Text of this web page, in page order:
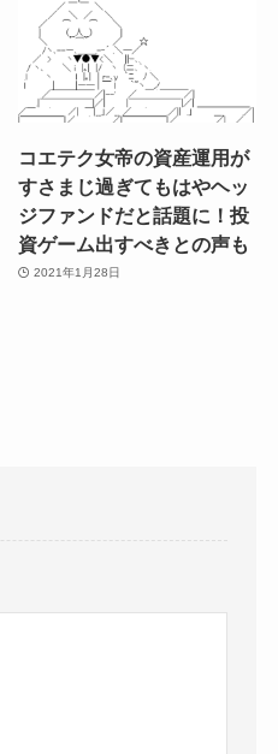
コエテク女帝の資産運用が
すさまじ過ぎてもはやヘッ
ジファンドだと話題に！投
資ゲーム出すべきとの声も
2021年1月28日